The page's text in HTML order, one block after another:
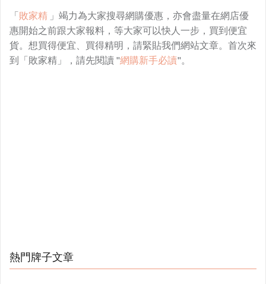
「敗家精 」竭力為大家搜尋網購優惠，亦會盡量在網店優
惠開始之前跟大家報料，等大家可以快人一步，買到便宜
貨。想買得便宜、買得精明，請緊貼我們網站文章。首次來
到「敗家精」，請先閱讀 "網購新手必讀"。
熱門牌子文章